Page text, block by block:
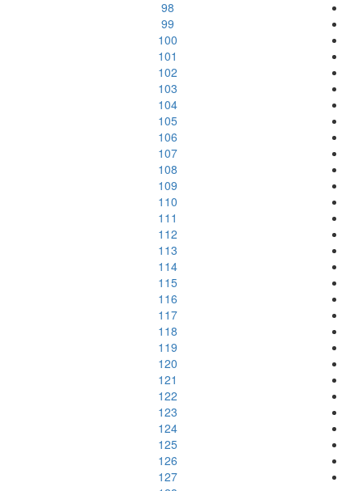
98
99
100
101
102
103
104
105
106
107
108
109
110
111
112
113
114
115
116
117
118
119
120
121
122
123
124
125
126
127